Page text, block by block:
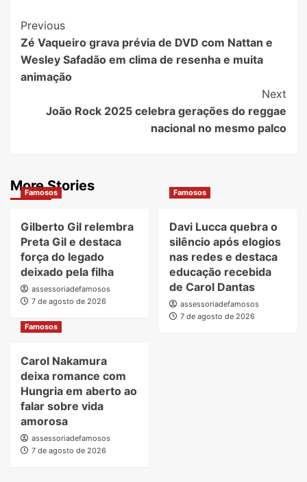
Post
Navigation
Previous
Zé Vaqueiro grava prévia de DVD com Nattan e
Wesley Safadão em clima de resenha e muita
animação
Next
João Rock 2025 celebra gerações do reggae
nacional no mesmo palco
More Stories
Famosos
Gilberto Gil relembra
Preta Gil e destaca
força do legado
deixado pela filha
assessoriadefamosos
7 de agosto de 2026
Famosos
Davi Lucca quebra o
silêncio após elogios
nas redes e destaca
educação recebida
de Carol Dantas
assessoriadefamosos
7 de agosto de 2026
Famosos
Carol Nakamura
deixa romance com
Hungria em aberto ao
falar sobre vida
amorosa
assessoriadefamosos
7 de agosto de 2026